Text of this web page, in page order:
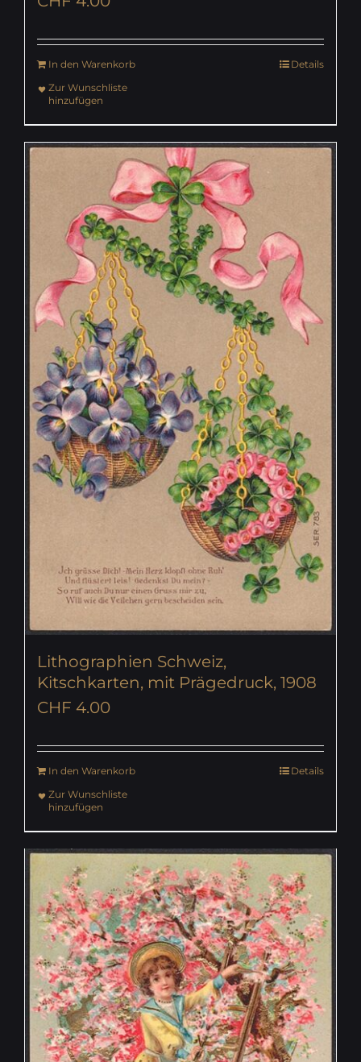
In den Warenkorb
Details
Zur Wunschliste
hinzufügen
Lithographien Schweiz,
Kitschkarten, mit Prägedruck, 1908
CHF 4.00
In den Warenkorb
Details
Zur Wunschliste
hinzufügen